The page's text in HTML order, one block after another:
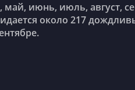
около 217